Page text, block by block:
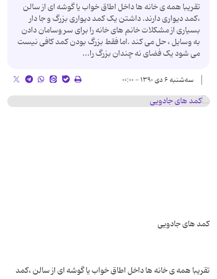
تقریبا همه ی خانه ها داخل اطاق خواب یا گوشه ای از سالن
،کمد دیواری دارند. داشتن یک کمد دیواری بزرگ و جا دار
بسیاری از مشکلات خانم های خانه را برای سر وسامان دادن
به وسایل ، حل می کند .اما فقط بزرگ بودن کمد کافی نیست
می شود یک فضای نه چندان بزرگ را...
سه‌شنبه ۶ دی ۱۳۹۰ - ۰۰:۰۰
تقریبا همه ی خانه ها داخل اطاق خواب یا گوشه ای از سالن ،کمد